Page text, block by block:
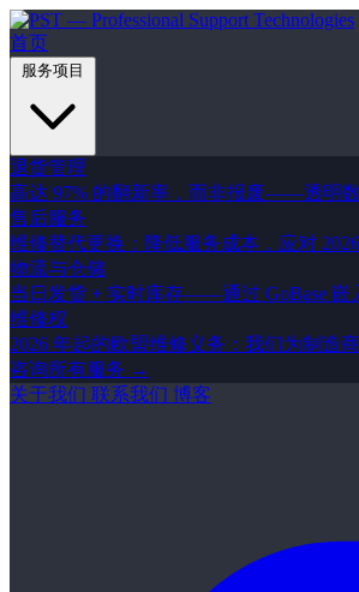
首页
退货管理
高达 97% 的翻新率，而非报废——透明数
售后服务
维修替代更换：降低服务成本，应对
物流与仓储
当日发货 + 实时库存——通过 GoBase 嵌
维修权
2026 年起的欧盟维修义务：我们为制造
咨询所有服务 →
关于我们 联系我们 博客